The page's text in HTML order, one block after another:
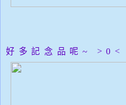
好多記念品呢~ >0<